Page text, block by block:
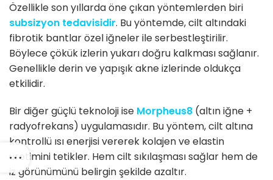
Özellikle son yıllarda öne çıkan yöntemlerden biri
subsizyon tedavisidir. Bu yöntemde, cilt altındaki
fibrotik bantlar özel iğneler ile serbestleştirilir.
Böylece çökük izlerin yukarı doğru kalkması sağlanır.
Genellikle derin ve yapışık akne izlerinde oldukça
etkilidir.
Bir diğer güçlü teknoloji ise Morpheus8 (altın iğne +
radyofrekans) uygulamasıdır. Bu yöntem, cilt altına
kontrollü ısı enerjisi vererek kolajen ve elastin
üretimini tetikler. Hem cilt sıkılaşması sağlar hem de
iz görünümünü belirgin şekilde azaltır.